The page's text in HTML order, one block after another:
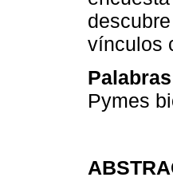
vínculos
Pymes